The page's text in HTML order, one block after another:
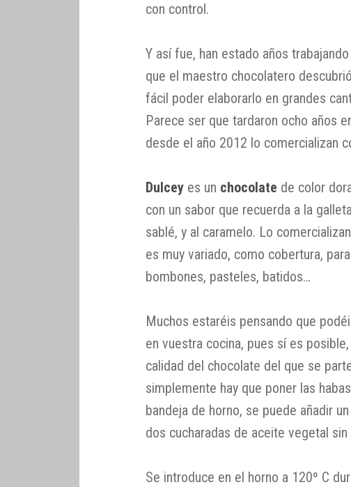
con control.
Y así fue, han estado años
que el maestro chocolatero
fácil poder elaborarlo en grandes
Parece ser que tardaron ocho años
desde el año 2012 lo comercializan
Dulcey es un chocolate de color
con un sabor que recuerda a la
sablé, y al caramelo. Lo
es muy variado, como cobertura,
bombones, pasteles, batidos…
Muchos estaréis pensando que
en vuestra cocina, pues sí es
calidad del chocolate del que se
simplemente hay que poner las
bandeja de horno, se puede añadir
dos cucharadas de aceite vegetal
Se introduce en el horno a 120º C